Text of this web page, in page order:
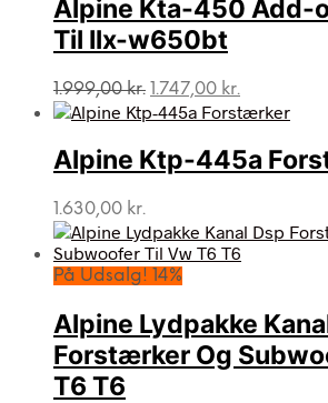
Alpine Kta-450 Add-
Til Ilx-w650bt
1.999,00kr. Den
oprindelige
var:
1.999,00 kr..
1.747,00 kr.
aktuelle
er:
1.747,00
Alpine Ktp-445a
1.630,00 kr.
På Udsalg! 14%
Alpine Lydpakke
Forstærker Og
T6 T6